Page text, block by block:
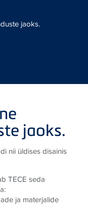
jaoks.
jaoks.
nii üldises disainis
TECE seda
ja materjalide